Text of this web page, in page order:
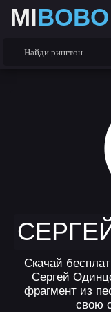
MIBOBO
Скачай
Сергей
фрагмент из
свою